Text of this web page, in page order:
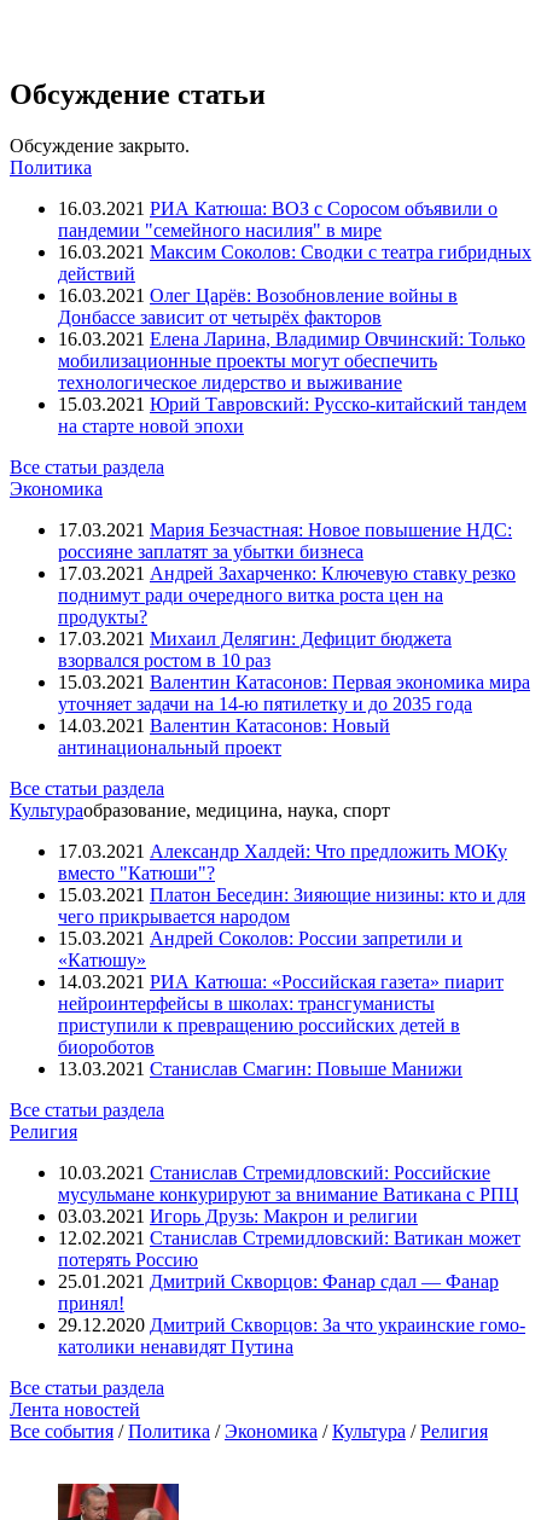
Обсуждение статьи
Обсуждение закрыто.
Политика
16.03.2021 РИА Катюша: ВОЗ с Соросом объявили о
пандемии "семейного насилия" в мире
16.03.2021 Максим Соколов: Сводки с театра гибридных
действий
16.03.2021 Олег Царёв: Возобновление войны в
Донбассе зависит от четырёх факторов
16.03.2021 Елена Ларина, Владимир Овчинский: Только
мобилизационные проекты могут обеспечить
технологическое лидерство и выживание
15.03.2021 Юрий Тавровский: Русско-китайский тандем
на старте новой эпохи
Все статьи раздела
Экономика
17.03.2021 Мария Безчастная: Новое повышение НДС:
россияне заплатят за убытки бизнеса
17.03.2021 Андрей Захарченко: Ключевую ставку резко
поднимут ради очередного витка роста цен на
продукты?
17.03.2021 Михаил Делягин: Дефицит бюджета
взорвался ростом в 10 раз
15.03.2021 Валентин Катасонов: Первая экономика мира
уточняет задачи на 14-ю пятилетку и до 2035 года
14.03.2021 Валентин Катасонов: Новый
антинациональный проект
Все статьи раздела
Культураобразование, медицина, наука, спорт
17.03.2021 Александр Халдей: Что предложить МОКу
вместо "Катюши"?
15.03.2021 Платон Беседин: Зияющие низины: кто и для
чего прикрывается народом
15.03.2021 Андрей Соколов: России запретили и
«Катюшу»
14.03.2021 РИА Катюша: «Российская газета» пиарит
нейроинтерфейсы в школах: трансгуманисты
приступили к превращению российских детей в
биороботов
13.03.2021 Станислав Смагин: Повыше Манижи
Все статьи раздела
Религия
10.03.2021 Станислав Стремидловский: Российские
мусульмане конкурируют за внимание Ватикана с РПЦ
03.03.2021 Игорь Друзь: Макрон и религии
12.02.2021 Станислав Стремидловский: Ватикан может
потерять Россию
25.01.2021 Дмитрий Скворцов: Фанар сдал — Фанар
принял!
29.12.2020 Дмитрий Скворцов: За что украинские гомо-
католики ненавидят Путина
Все статьи раздела
Лента новостей
Все события /Политика /Экономика /Культура /Религия